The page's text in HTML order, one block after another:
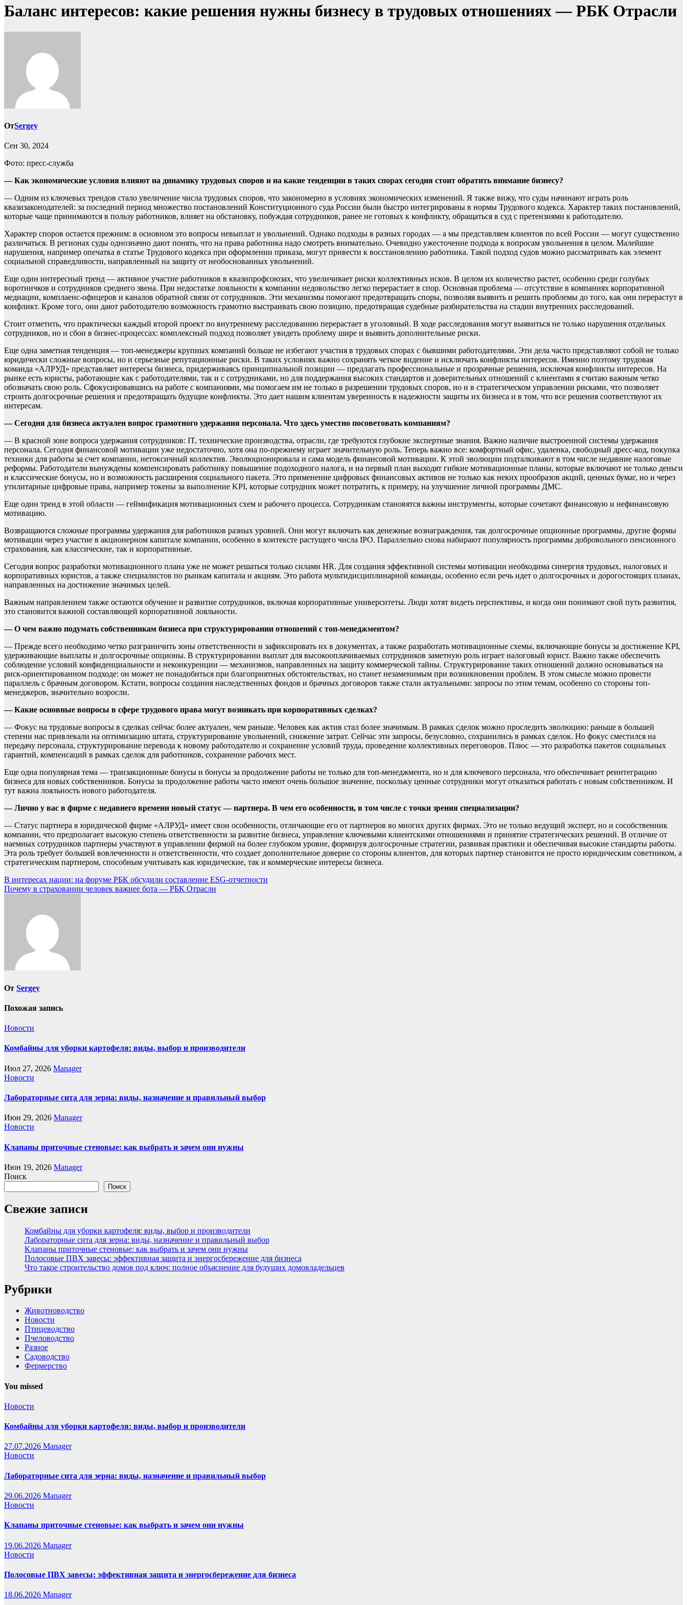
Баланс интересов: какие решения нужны бизнесу в трудовых отношениях — РБК Отрасли
ОтSergey
Сен 30, 2024
Фото: пресс-служба
— Как экономические условия влияют на динамику трудовых споров и на какие тенденции в таких спорах сегодня стоит обратить внимание бизнесу?
— Одним из ключевых трендов стало увеличение числа трудовых споров, что закономерно в условиях экономических изменений. Я также вижу, что суды начинают играть роль
квазизаконодателей: за последний период множество постановлений Конституционного суда России были быстро интегрированы в нормы Трудового кодекса. Характер таких постановлений,
которые чаще принимаются в пользу работников, влияет на обстановку, побуждая сотрудников, ранее не готовых к конфликту, обращаться в суд с претензиями к работодателю.
Характер споров остается прежним: в основном это вопросы невыплат и увольнений. Однако подходы в разных городах — а мы представляем клиентов по всей России — могут существенно
различаться. В регионах суды однозначно дают понять, что на права работника надо смотреть внимательно. Очевидно ужесточение подхода к вопросам увольнения в целом. Малейшие
нарушения, например опечатка в статье Трудового кодекса при оформлении приказа, могут привести к восстановлению работника. Такой подход судов можно рассматривать как элемент
социальной справедливости, направленный на защиту от необоснованных увольнений.
Еще один интересный тренд — активное участие работников в квазипрофсоюзах, что увеличивает риски коллективных исков. В целом их количество растет, особенно среди голубых
воротничков и сотрудников среднего звена. При недостатке лояльности к компании недовольство легко перерастает в спор. Основная проблема — отсутствие в компаниях корпоративной
медиации, комплаенс-офицеров и каналов обратной связи от сотрудников. Эти механизмы помогают предотвращать споры, позволяя выявить и решить проблемы до того, как они перерастут в
конфликт. Кроме того, они дают работодателю возможность грамотно выстраивать свою позицию, предотвращая судебные разбирательства на стадии внутренних расследований.
Стоит отметить, что практически каждый второй проект по внутреннему расследованию перерастает в уголовный. В ходе расследования могут выявиться не только нарушения отдельных
сотрудников, но и сбои в бизнес-процессах: комплексный подход позволяет увидеть проблему шире и выявить дополнительные риски.
Еще одна заметная тенденция — топ-менеджеры крупных компаний больше не избегают участия в трудовых спорах с бывшими работодателями. Эти дела часто представляют собой не только
юридически сложные вопросы, но и серьезные репутационные риски. В таких условиях важно сохранять четкое видение и исключать конфликты интересов. Именно поэтому трудовая
команда «АЛРУД» представляет интересы бизнеса, придерживаясь принципиальной позиции — предлагать профессиональные и прозрачные решения, исключая конфликты интересов. На
рынке есть юристы, работающие как с работодателями, так и с сотрудниками, но для поддержания высоких стандартов и доверительных отношений с клиентами я считаю важным четко
обозначать свою роль. Сфокусировавшись на работе с компаниями, мы помогаем им не только в разрешении трудовых споров, но и в стратегическом управлении рисками, что позволяет
строить долгосрочные решения и предотвращать будущие конфликты. Это дает нашим клиентам уверенность в надежности защиты их бизнеса и в том, что все решения соответствуют их
интересам.
— Сегодня для бизнеса актуален вопрос грамотного удержания персонала. Что здесь уместно посоветовать компаниям?
— В красной зоне вопроса удержания сотрудников: IT, технические производства, отрасли, где требуются глубокие экспертные знания. Важно наличие выстроенной системы удержания
персонала. Сегодня финансовой мотивации уже недостаточно, хотя она по-прежнему играет значительную роль. Теперь важно все: комфортный офис, удаленка, свободный дресс-код, покупка
техники для работы за счет компании, нетоксичный коллектив. Эволюционировала и сама модель финансовой мотивации. К этой эволюции подталкивают в том числе недавние налоговые
реформы. Работодатели вынуждены компенсировать работнику повышение подоходного налога, и на первый план выходят гибкие мотивационные планы, которые включают не только деньги
и классические бонусы, но и возможность расширения социального пакета. Это применение цифровых финансовых активов не только как неких прообразов акций, ценных бумаг, но и через
утилитарные цифровые права, например токены за выполнение KPI, которые сотрудник может потратить, к примеру, на улучшение личной программы ДМС.
Еще один тренд в этой области — геймификация мотивационных схем и рабочего процесса. Сотрудникам становятся важны инструменты, которые сочетают финансовую и нефинансовую
мотивацию.
Возвращаются сложные программы удержания для работников разных уровней. Они могут включать как денежные вознаграждения, так долгосрочные опционные программы, другие формы
мотивации через участие в акционерном капитале компании, особенно в контексте растущего числа IPO. Параллельно снова набирают популярность программы добровольного пенсионного
страхования, как классические, так и корпоративные.
Сегодня вопрос разработки мотивационного плана уже не может решаться только силами HR. Для создания эффективной системы мотивации необходима синергия трудовых, налоговых и
корпоративных юристов, а также специалистов по рынкам капитала и акциям. Это работа мультидисциплинарной команды, особенно если речь идет о долгосрочных и дорогостоящих планах,
направленных на достижение значимых целей.
Важным направлением также остаются обучение и развитие сотрудников, включая корпоративные университеты. Люди хотят видеть перспективы, и когда они понимают свой путь развития,
это становится важной составляющей корпоративной лояльности.
— О чем важно подумать собственникам бизнеса при структурировании отношений с топ-менеджментом?
— Прежде всего необходимо четко разграничить зоны ответственности и зафиксировать их в документах, а также разработать мотивационные схемы, включающие бонусы за достижение KPI,
удерживающие выплаты и долгосрочные опционы. В структурировании выплат для высокооплачиваемых сотрудников заметную роль играет налоговый юрист. Важно также обеспечить
соблюдение условий конфиденциальности и неконкуренции — механизмов, направленных на защиту коммерческой тайны. Структурирование таких отношений должно основываться на
риск-ориентированном подходе: он может не понадобиться при благоприятных обстоятельствах, но станет незаменимым при возникновении проблем. В этом смысле можно провести
параллель с брачным договором. Кстати, вопросы создания наследственных фондов и брачных договоров также стали актуальными: запросы по этим темам, особенно со стороны топ-
менеджеров, значительно возросли.
— Какие основные вопросы в сфере трудового права могут возникать при корпоративных сделках?
— Фокус на трудовые вопросы в сделках сейчас более актуален, чем раньше. Человек как актив стал более значимым. В рамках сделок можно проследить эволюцию: раньше в большей
степени нас привлекали на оптимизацию штата, структурирование увольнений, снижение затрат. Сейчас эти запросы, безусловно, сохранились в рамках сделок. Но фокус сместился на
передачу персонала, структурирование перевода к новому работодателю и сохранение условий труда, проведение коллективных переговоров. Плюс — это разработка пакетов социальных
гарантий, компенсаций в рамках сделок для работников, сохранение рабочих мест.
Еще одна популярная тема — транзакционные бонусы и бонусы за продолжение работы не только для топ-менеджмента, но и для ключевого персонала, что обеспечивает реинтеграцию
бизнеса для новых собственников. Бонусы за продолжение работы часто имеют очень большое значение, поскольку ценные сотрудники могут отказаться работать с новым собственником. И
тут важна лояльность нового работодателя.
— Лично у вас в фирме с недавнего времени новый статус — партнера. В чем его особенности, в том числе с точки зрения специализации?
— Статус партнера в юридической фирме «АЛРУД» имеет свои особенности, отличающие его от партнеров во многих других фирмах. Это не только ведущий эксперт, но и сособственник
компании, что предполагает высокую степень ответственности за развитие бизнеса, управление ключевыми клиентскими отношениями и принятие стратегических решений. В отличие от
наемных сотрудников партнеры участвуют в управлении фирмой на более глубоком уровне, формируя долгосрочные стратегии, развивая практики и обеспечивая высокие стандарты работы.
Эта роль требует большей вовлеченности и ответственности, что создает дополнительное доверие со стороны клиентов, для которых партнер становится не просто юридическим советником, а
стратегическим партнером, способным учитывать как юридические, так и коммерческие интересы бизнеса.
Навигация
по
В интересах нации: на форуме РБК обсудили составление ESG-отчетности
Почему в страховании человек важнее бота — РБК Отрасли
От Sergey
Похожая запись
Новости
Комбайны для уборки картофеля: виды, выбор и производители
Июл 27, 2026 Manager
Новости
Лабораторные сита для зерна: виды, назначение и правильный выбор
Июн 29, 2026 Manager
Новости
Клапаны приточные стеновые: как выбрать и зачем они нужны
Июн 19, 2026 Manager
Поиск
Поиск
Свежие записи
Комбайны для уборки картофеля: виды, выбор и производители
Лабораторные сита для зерна: виды, назначение и правильный выбор
Клапаны приточные стеновые: как выбрать и зачем они нужны
Полосовые ПВХ завесы: эффективная защита и энергосбережение для бизнеса
Что такое строительство домов под ключ: полное объяснение для будущих домовладельцев
Рубрики
Животноводство
Новости
Птицеводство
Пчеловодство
Разное
Садоводство
Фермерство
You missed
Новости
Комбайны для уборки картофеля: виды, выбор и производители
27.07.2026 Manager
Новости
Лабораторные сита для зерна: виды, назначение и правильный выбор
29.06.2026 Manager
Новости
Клапаны приточные стеновые: как выбрать и зачем они нужны
19.06.2026 Manager
Новости
Полосовые ПВХ завесы: эффективная защита и энергосбережение для бизнеса
18.06.2026 Manager